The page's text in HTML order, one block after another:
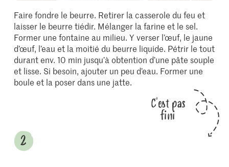
Faire fondre le beurre. Retirer la casserole du feu et
laisser le beurre tiédir. Mélanger la farine et le sel.
Former une fontaine au milieu. Y verser l’œuf, le jaune
d’œuf, l’eau et la moitié du beurre liquide. Pétrir le tout
durant env. 10 min jusqu’à obtention d’une pâte souple
et lisse. Si besoin, ajouter un peu d’eau. Former une
boule et la poser dans une jatte.
C'est pas
fini